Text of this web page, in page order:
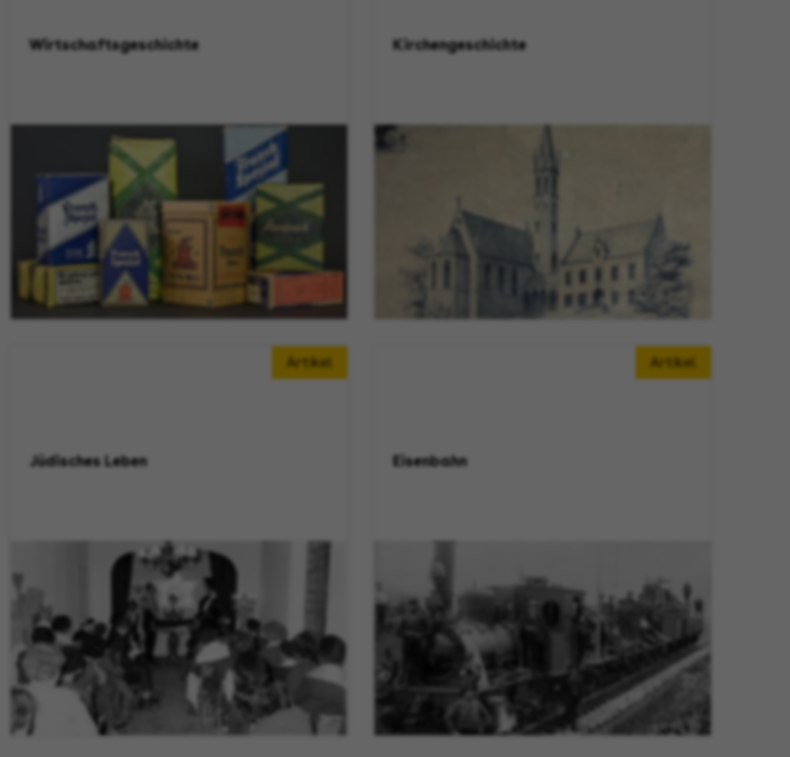
Wirtschaftsgeschichte Kirchengeschichte
Artikel
Jüdisches Leben
Artikel
Eisenbahn